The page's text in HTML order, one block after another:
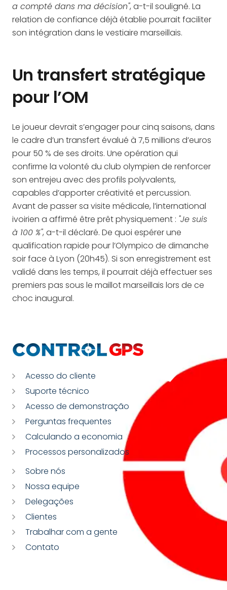
a compté dans ma décision", a-t-il souligné. La
relation de confiance déjà établie pourrait faciliter
son intégration dans le vestiaire marseillais.
Un transfert stratégique
pour l’OM
Le joueur devrait s’engager pour cinq saisons, dans
le cadre d’un transfert évalué à 7,5 millions d’euros
pour 50 % de ses droits. Une opération qui
confirme la volonté du club olympien de renforcer
son entrejeu avec des profils polyvalents,
capables d’apporter créativité et percussion.
Avant de passer sa visite médicale, l’international
ivoirien a affirmé être prêt physiquement : "Je suis
à 100 %", a-t-il déclaré. De quoi espérer une
qualification rapide pour l’Olympico de dimanche
soir face à Lyon (20h45). Si son enregistrement est
validé dans les temps, il pourrait déjà effectuer ses
premiers pas sous le maillot marseillais lors de ce
choc inaugural.
Acesso do cliente
Suporte técnico
Acesso de demonstração
Perguntas frequentes
Calculando a economia
Processos personalizados
Sobre nós
Nossa equipe
Delegações
Clientes
Trabalhar com a gente
Contato